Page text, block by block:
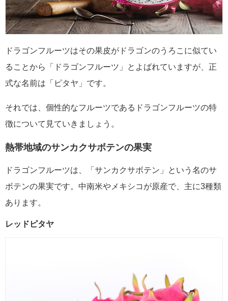
ドラゴンフルーツはその果皮がドラゴンのうろこに似てい
ることから「ドラゴンフルーツ」とよばれていますが、正
式な名前は「ピタヤ」です。
それでは、個性的なフルーツであるドラゴンフルーツの特
徴について見ていきましょう。
熱帯地域のサンカクサボテンの果実
ドラゴンフルーツは、「サンカクサボテン」という名のサ
ボテンの果実です。中南米やメキシコが原産で、主に3種類
あります。
レッドピタヤ